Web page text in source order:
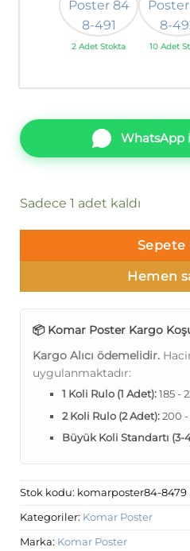
2 Adet Stokta 10 Adet
WhatsApp
Sadece 1 adet kaldı
Sepete
Hemen
📦 Komar Poster Kargo
Kargo Alıcı ödemelidir.
uygulanmaktadır:
1 Koli Rulo (1 Adet):185 -
2 Koli Rulo (2 Adet):200 -
Büyük Koli Standartı (3-
Stok kodu: komarposter84-8479
Kategoriler: Komar Poster
Marka: Komar Poster